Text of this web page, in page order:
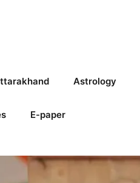
Astrology
E-paper